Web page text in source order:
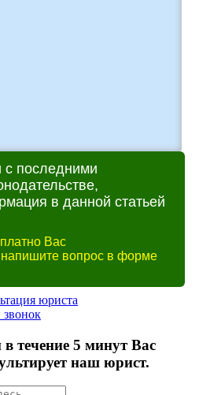
с последними
в данной статьей
Вас
напишите вопрос в форме